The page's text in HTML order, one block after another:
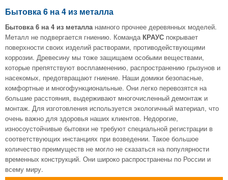
Бытовка 6 на 4 из металла
Бытовка 6 на 4 из металла намного прочнее деревянных моделей.
Металл не подвергается гниению. Команда КРАУС покрывает
поверхности своих изделий растворами, противодействующими
коррозии. Древесину мы тоже защищаем особыми веществами,
которые препятствуют воспламенению, распространению грызунов и
насекомых, предотвращают гниение. Наши домики безопасные,
комфортные и многофункциональные. Они легко перевозятся на
большие расстояния, выдерживают многочисленный демонтаж и
монтаж. Для изготовления используется экологичный материал, что
очень важно для здоровья наших клиентов. Недорогие,
износоустойчивые бытовки не требуют специальной регистрации в
соответствующих инстанциях при возведении. Такое большое
количество преимуществ не могло не сказаться на популярности
временных конструкций. Они широко распространены по России и
всему миру.